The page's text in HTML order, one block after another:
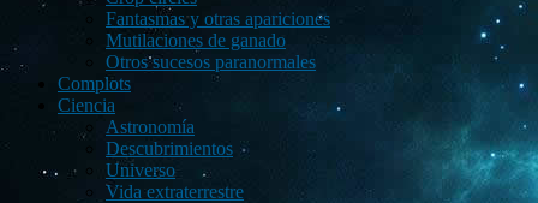
Fantasmas y otras apariciones
Mutilaciones de ganado
Otros sucesos paranormales
Complots
Ciencia
Astronomía
Descubrimientos
Universo
Vida extraterrestre